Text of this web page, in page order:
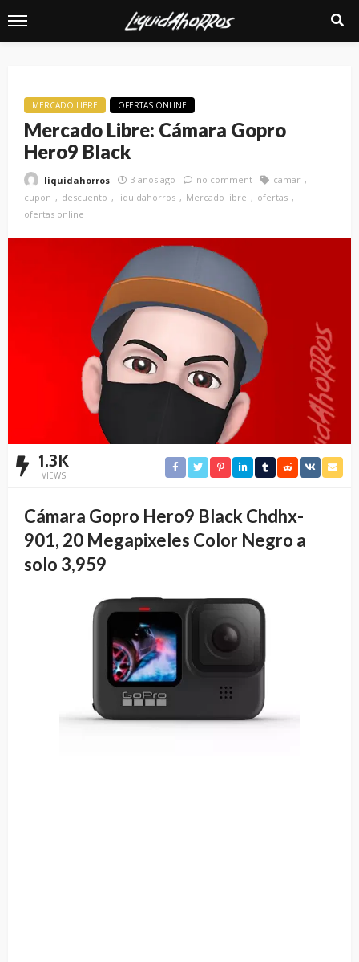
MERCADO LIBRE OFERTAS ONLINE
Mercado Libre: Cámara Gopro
Hero9 Black
liquidahorros 3 años ago no comment
camar
cupon
descuento liquidahorros Mercado libre
ofertas
ofertas online
1.3K
VIEWS
Cámara Gopro Hero9 Black Chdhx-
901, 20 Megapixeles Color Negro a
solo 3,959